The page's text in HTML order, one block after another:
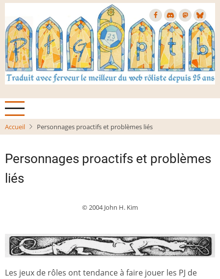
Aller
contenu
principal
Accueil Personnages proactifs et problèmes liés
Personnages proactifs et problèmes
liés
© 2004 John H. Kim
Les jeux de rôles ont tendance à faire jouer les PJ de